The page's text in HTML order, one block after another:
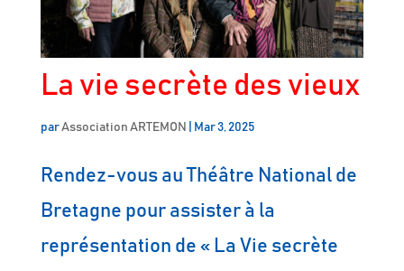
La vie secrète des vieux
parAssociation ARTEMON Mar 3, 2025
Rendez-vous au Théâtre National de
Bretagne pour assister à la
représentation de « La Vie secrète